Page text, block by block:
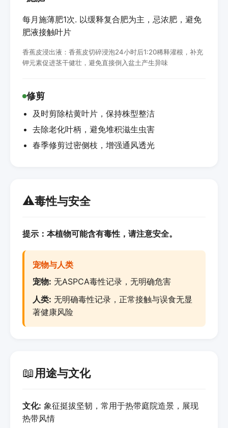
每月施薄肥1次. 以缓释复合肥为主，忌浓肥，避免
肥液接触叶片
香蕉皮浸出液：香蕉皮切碎浸泡24小时后1:20稀释灌根，补充
钾元素促进茎干健壮，避免直接倒入盆土产生异味
修剪
及时剪除枯黄叶片，保持株型整洁
去除老化叶柄，避免堆积滋生虫害
春季修剪过密侧枝，增强通风透光
⚠️毒性与安全
提示：本植物可能含有毒性，请注意安全。
宠物与人类
宠物: 无ASPCA毒性记录，无明确危害
人类: 无明确毒性记录，正常接触与误食无显
著健康风险
📖用途与文化
文化: 象征挺拔坚韧，常用于热带庭院造景，展现
热带风情